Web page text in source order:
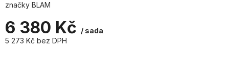
6 380 Kč / sada
5 273 Kč bez DPH
značky BLAM